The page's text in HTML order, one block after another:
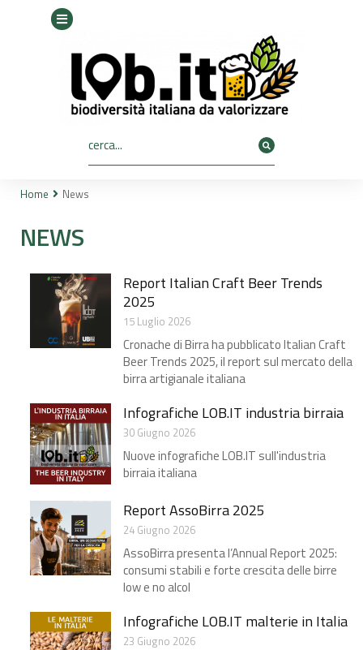
Tu sei qui:
Home News
NEWS
Report Italian Craft Beer Trends
2025​
15 Luglio 2026
Cronache di Birra ha pubblicato Italian Craft
Beer Trends 2025, il report sul mercato della
birra artigianale italiana
Infografiche LOB.IT industria birraia
30 Giugno 2026
Nuove infografiche LOB.IT sull'industria
birraia italiana
Report AssoBirra 2025
24 Giugno 2026
AssoBirra presenta l’Annual Report 2025:
consumi stabili e forte crescita delle birre
low e no alcol
Infografiche LOB.IT malterie in Italia
23 Giugno 2026